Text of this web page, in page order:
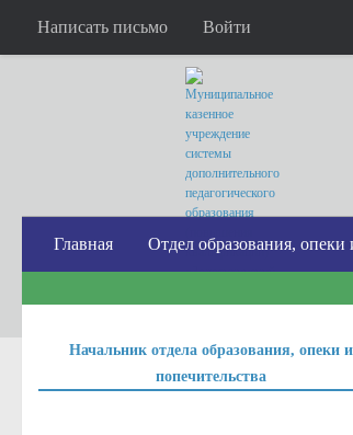
Написать письмо Войти
Главная Отдел образования, опеки
Начальник отдела образования, опеки и
попечительства